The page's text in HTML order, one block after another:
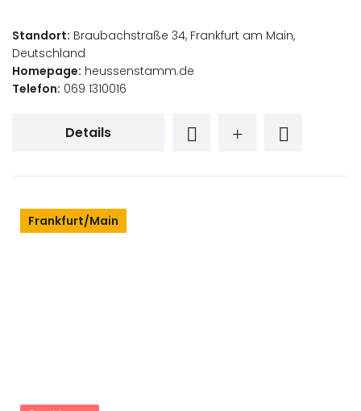
Standort: Braubachstraße 34, Frankfurt am Main,
Deutschland
Homepage: heussenstamm.de
Telefon: 069 1310016
Details
Frankfurt/Main